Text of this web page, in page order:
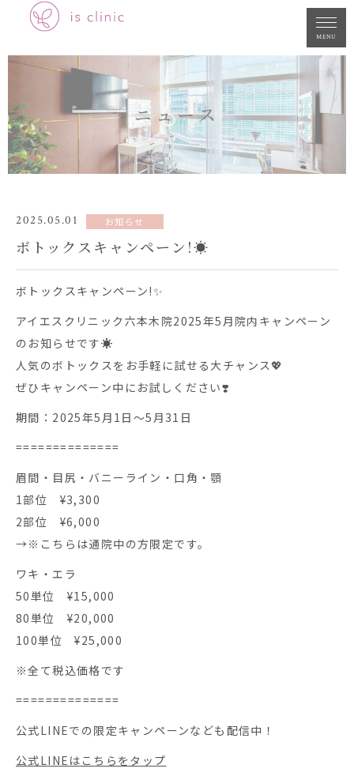
MENU
ニュース
2025.05.01 お知らせ
ボトックスキャンペーン!☀️
ボトックスキャンペーン!✨
アイエスクリニック六本木院2025年5月院内キャンペーン
のお知らせです☀️
人気のボトックスをお手軽に試せる大チャンス💖
ぜひキャンペーン中にお試しください❣️
期間：2025年5月1日〜5月31日
==============
眉間・目尻・バニーライン・口角・顎
1部位 ¥3,300
2部位 ¥6,000
→※こちらは通院中の方限定です。
ワキ・エラ
50単位 ¥15,000
80単位 ¥20,000
100単位 ¥25,000
※全て税込価格です
==============
公式LINEでの限定キャンペーンなども配信中！
公式LINEはこちらをタップ